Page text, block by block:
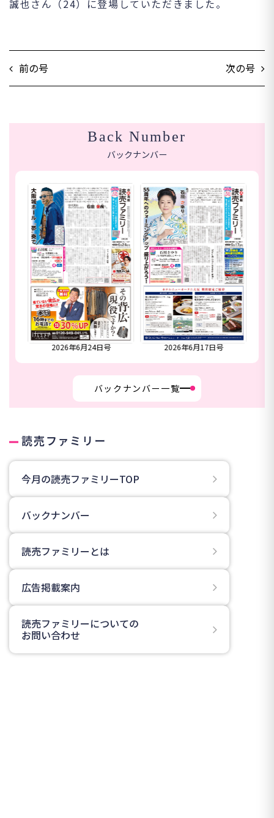
誠也さん（24）に登場していただきました。
前の号 次の号
Back Number
バックナンバー
2026年6月24日号 2026年6月17日号
バックナンバー一覧
読売ファミリー
今月の読売ファミリーTOP
バックナンバー
読売ファミリーとは
広告掲載案内
読売ファミリーについての
お問い合わせ